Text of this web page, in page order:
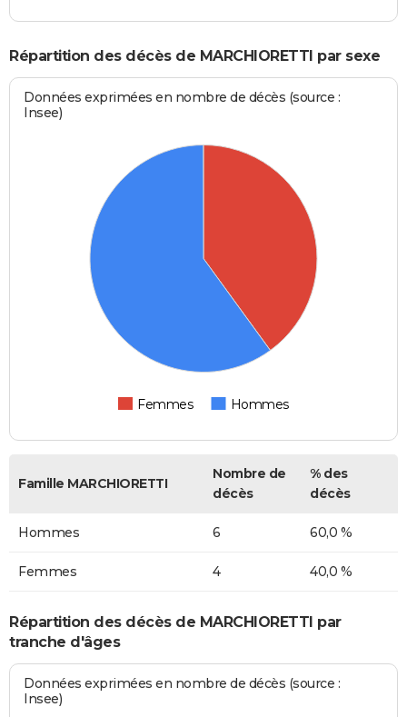
Répartition des décès de MARCHIORETTI par sexe
Données exprimées en nombre de décès (source :
Insee)
Femmes Hommes
Famille MARCHIORETTI
Nombre de
décès
% des
décès
Hommes 6 60,0 %
Femmes 4 40,0 %
Répartition des décès de MARCHIORETTI par
tranche d'âges
Données exprimées en nombre de décès (source :
Insee)